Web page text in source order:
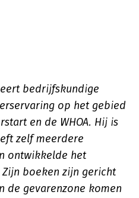
bedrijfskundige
op het gebied
en de WHOA. Hij is
zelf meerdere
ontwikkelde het
boeken zijn gericht
de gevarenzone komen